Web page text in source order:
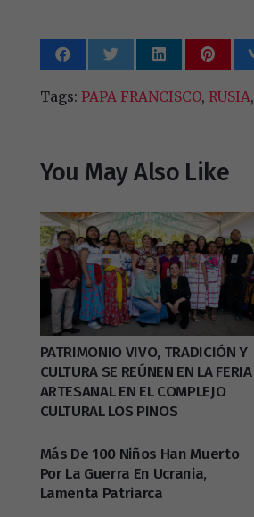
Tags: PAPA FRANCISCO, RUSIA,
You May Also Like
PATRIMONIO VIVO, TRADICIÓN Y
CULTURA SE REÚNEN EN LA FERIA
ARTESANAL EN EL COMPLEJO
CULTURAL LOS PINOS
Más De 100 Niños Han Muerto
Por La Guerra En Ucrania,
Lamenta Patriarca